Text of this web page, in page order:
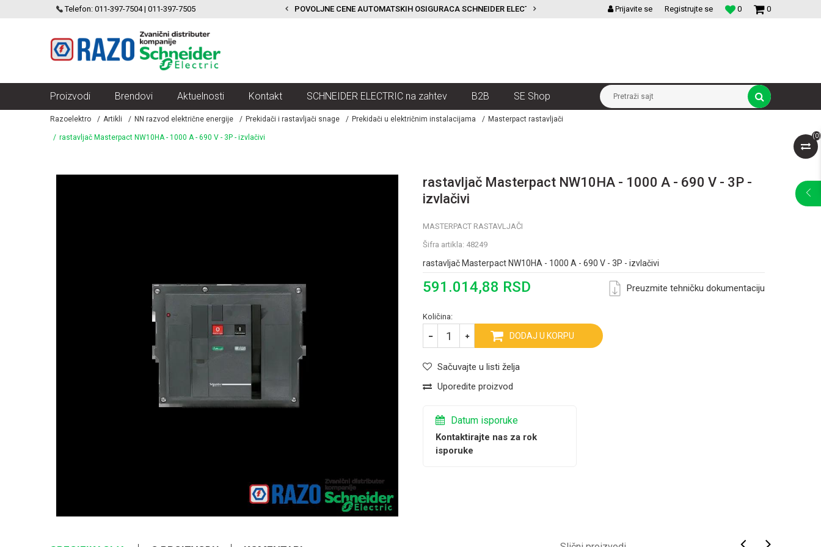
Telefon: 011-397-7504 | 011-397-7505
ELECTRIC VELIKI IZBOR MODULARNIH PREKIDACA I UTICNICA POVOLJNE CENE AUTOMATSKIH OSIGURACA SCHNEIDER ELECTRIC VELIKI IZBOR MODULARNIH PREKIDACA I UTICNICA 0
0
Prijavite se Registrujte se
Proizvodi Brendovi Aktuelnosti Kontakt SCHNEIDER ELECTRIC na zahtev B2B SE Shop Pretraži sajt
(0)
Razoelektro Artikli NN razvod električne energije Prekidači i rastavljači snage Prekidači u električnim instalacijama Masterpact rastavljači
rastavljač Masterpact NW10HA - 1000 A - 690 V - 3P - izvlačivi
rastavljač Masterpact NW10HA - 1000 A - 690 V - 3P -
izvlačivi
MASTERPACT RASTAVLJAČI
Šifra artikla: 48249
rastavljač Masterpact NW10HA - 1000 A - 690 V - 3P - izvlačivi
Preuzmite tehničku dokumentaciju
591.014,88 RSD
Količina:
DODAJ U KORPU
Sačuvajte u listi želja
Uporedite proizvod
Datum isporuke
Kontaktirajte nas za rok
isporuke